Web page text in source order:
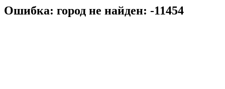
Ошибка: город не найден: -11454